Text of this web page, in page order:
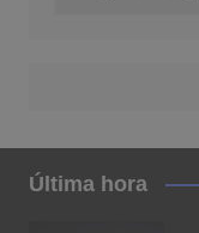
Última hora